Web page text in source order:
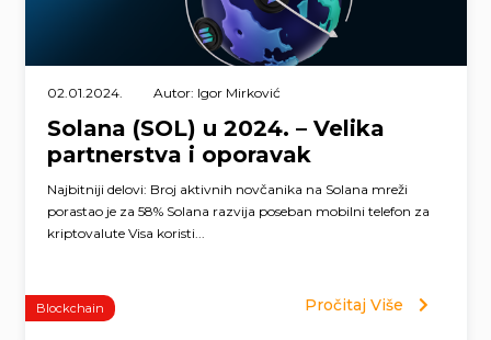
02.01.2024. Autor: Igor Mirković
Solana (SOL) u 2024. – Velika
partnerstva i oporavak
Najbitniji delovi: Broj aktivnih novčanika na Solana mreži
porastao je za 58% Solana razvija poseban mobilni telefon za
kriptovalute Visa koristi...
Blockchain Pročitaj Više